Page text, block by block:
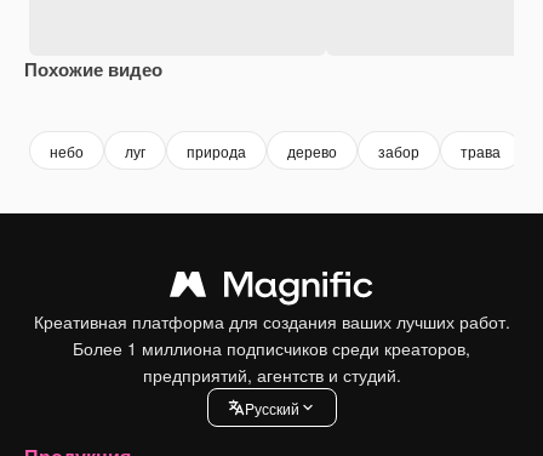
Похожие видео
небо луг природа дерево забор трава
Креативная платформа для создания ваших лучших работ.
Более 1 миллиона подписчиков среди креаторов,
предприятий, агентств и студий.
Pусский